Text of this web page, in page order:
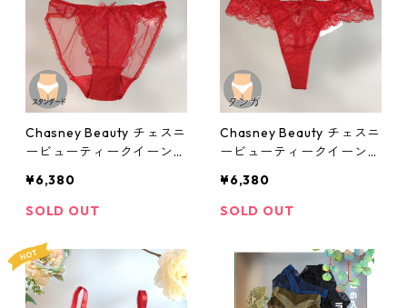
Chasney Beauty チェスニ
ービューティークイーンシ
rb
¥6,380
SOLD OUT
Chasney Beauty チェスニ
ービューティークイーンタ
¥6,380
SOLD OUT